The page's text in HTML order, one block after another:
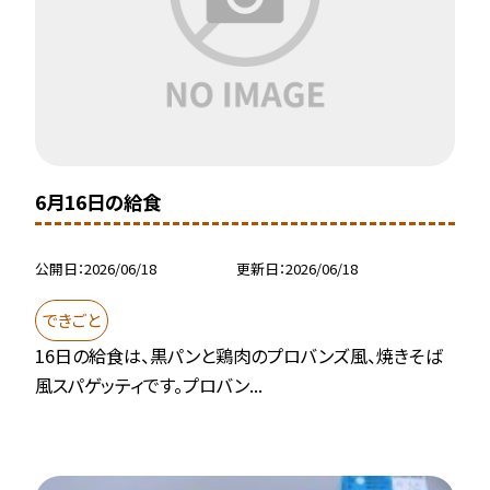
6月16日の給食
公開日 2026/06/18 更新日 2026/06/18
できごと
16日の給食は、黒パンと鶏肉のプロバンズ風、焼きそば
風スパゲッティです。プロバン...